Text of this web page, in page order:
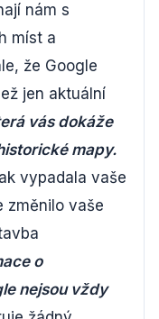
nám s
míst a
že Google
jen aktuální
vás dokáže
mapy.
vypadala vaše
změnilo vaše
o
nejsou vždy